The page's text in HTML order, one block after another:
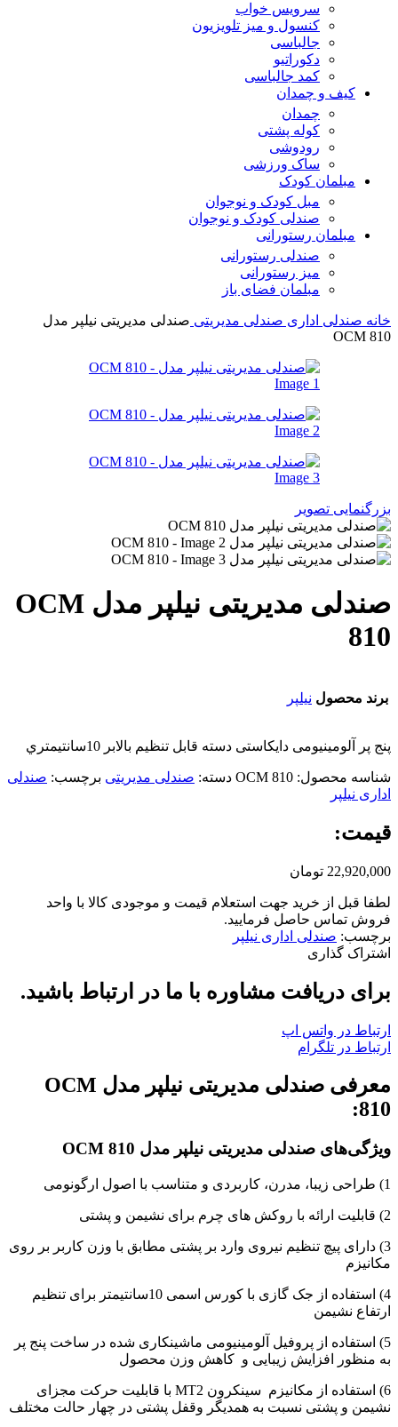
سرویس خواب
کنسول و میز تلویزیون
جالباسی
دکوراتیو
کمد جالباسی
کیف و چمدان
چمدان
کوله پشتی
رودوشی
ساک ورزشی
مبلمان کودک
مبل کودک و نوجوان
صندلی کودک و نوجوان
مبلمان رستورانی
صندلی رستورانی
میز رستورانی
مبلمان فضای باز
خانه صندلی اداری صندلی مدیریتی صندلی مدیریتی نیلپر مدل
OCM 810
بزرگنمایی تصویر
صندلی مدیریتی نیلپر مدل OCM
810
برند محصول نیلپر
پنج پر آلومینیومی دایکاستی دسته قابل تنظیم بالابر 10سانتیمتري
شناسه محصول: OCM 810 دسته: صندلی مدیریتی برچسب: صندلی
اداری نیلپر
قیمت:
22,920,000 تومان
لطفا قبل از خرید جهت استعلام قیمت و موجودی کالا با واحد
فروش تماس حاصل فرمایید.
برچسب: صندلی اداری نیلپر
اشتراک گذاری
برای دریافت مشاوره با ما در ارتباط باشید.
ارتباط در واتس اپ
ارتباط در تلگرام
معرفی صندلی مدیریتی نیلپر مدل OCM
810:
ویژگی‌های صندلی مدیریتی نیلپر مدل OCM 810
1) طراحی زیبا، مدرن، کاربردی و متناسب با اصول ارگونومی
2) قابلیت ارائه با روکش های چرم برای نشیمن و پشتی
3) دارای پیچ تنظیم نیروی وارد بر پشتی مطابق با وزن کاربر بر روی
مکانیزم
4) استفاده از جک گازی با کورس اسمی 10سانتیمتر برای تنظیم
ارتفاع نشیمن
5) استفاده از پروفیل آلومینیومی ماشینکاری شده در ساخت پنج پر
به منظور افزایش زیبایی و کاهش وزن محصول
6) استفاده از مکانیزم سینکرون MT2 با قابلیت حرکت مجزای
نشیمن و پشتی نسبت به همدیگر وقفل پشتی در چهار حالت مختلف